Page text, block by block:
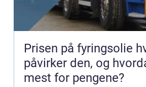
Prisen på fyringsolie hvad
påvirker den, og
mest for pengene?